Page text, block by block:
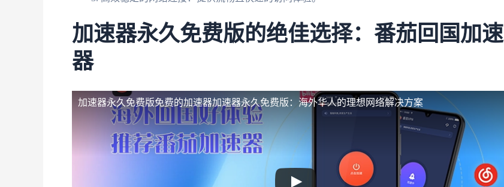
加速器永久免费版的绝佳选择：番茄回国加速
器
加速器永久免费版免费的加速器加速器永久免费版：海外华人的理想网络解决方案